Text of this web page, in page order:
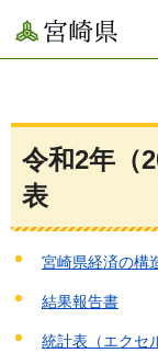
宮崎県
令和2年（
表
宮崎県経済の構
結果報告書
統計表（エクセ